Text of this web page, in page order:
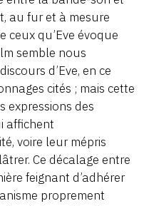
au fur et à mesure
ceux qu’Eve évoque
semble nous
d’Eve, en ce
cités ; mais cette
expressions des
affichent
voire leur mépris
Ce décalage entre
feignant d’adhérer
proprement